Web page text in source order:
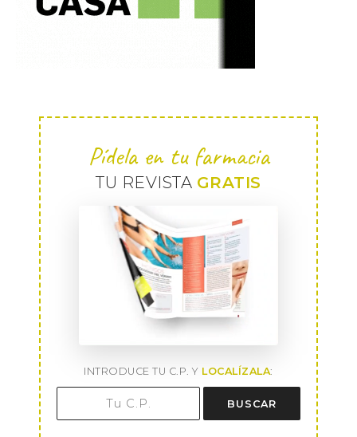
Pídela en tu farmacia
TU REVISTA GRATIS
INTRODUCE TU C.P. Y LOCALÍZALA:
BUSCAR